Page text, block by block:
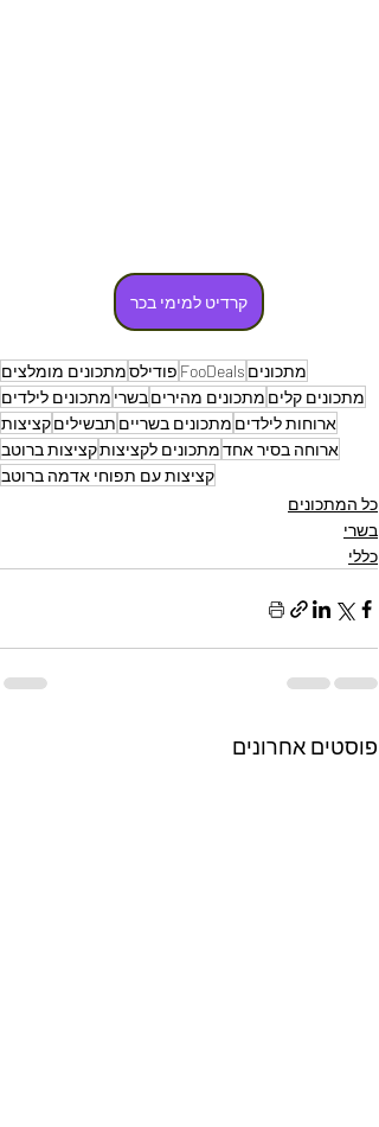
קרדיט למימי בכר
מתכונים FooDeals פודילסמתכונים מומלצים
מתכונים קלים מתכונים מהיריםבשרי מתכונים לילדים
ארוחות לילדים מתכונים בשריים תבשיליםקציצות
ארוחה בסיר אחדמתכונים לקציצותקציצות ברוטב
קציצות עם תפוחי אדמה ברוטב
כל המתכונים
בשרי
כללי
פוסטים אחרונים